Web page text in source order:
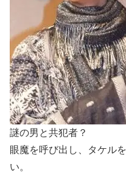
謎の男と共犯者？
眼魔を呼び出し、タケル
い。